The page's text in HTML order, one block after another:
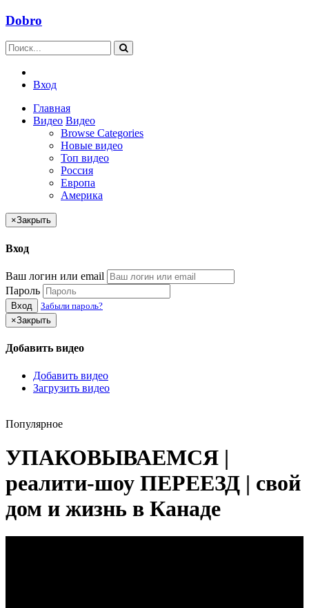
Dobro
Вход
Главная
Видео Видео
Browse Categories
Новые видео
Топ видео
Россия
Европа
Америка
×Закрыть
Вход
Ваш логин или email
Пароль
Вход
Забыли пароль?
×Закрыть
Добавить видео
Добавить видео
Загрузить видео
Популярное
УПАКОВЫВАЕМСЯ |
реалити-шоу ПЕРЕЕЗД | свой
дом и жизнь в Канаде